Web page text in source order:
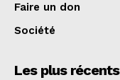
Faire un don
Société
Les plus récents